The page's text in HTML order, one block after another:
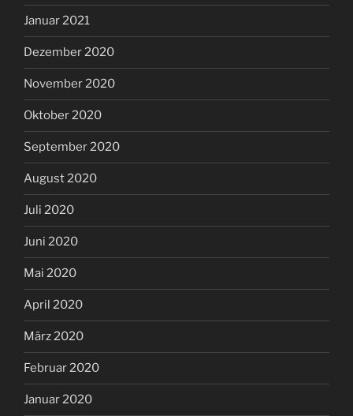
Januar 2021
Dezember 2020
November 2020
Oktober 2020
September 2020
August 2020
Juli 2020
Juni 2020
Mai 2020
April 2020
März 2020
Februar 2020
Januar 2020